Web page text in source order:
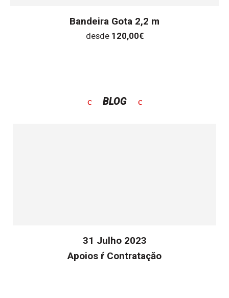
Bandeira Gota 2,2 m
desde 120,00€
BLOG
31 Julho 2023
Apoios ŕ Contrataçăo